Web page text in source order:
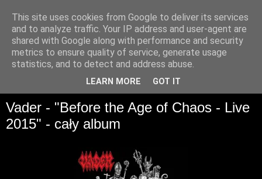
Vader - "Before the Age of Chaos - Live
2015" - cały album
This site uses cookies from Google to deliver its services
and to analyze traffic. Your IP address and user-agent are
shared with Google along with performance and security
metrics to ensure quality of service, generate usage
statistics, and to detect and address abuse.
LEARN MORE GOT IT